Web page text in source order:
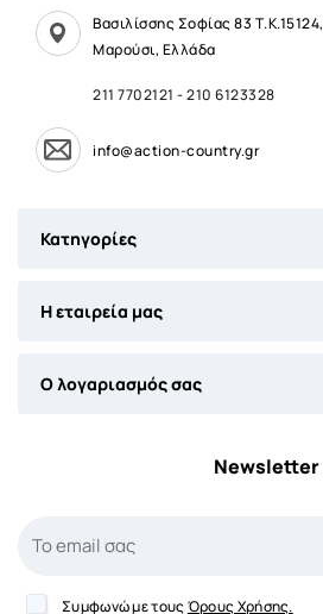
Βασιλίσσης Σοφίας 83 Τ.Κ.15124,
Μαρούσι, Ελλάδα
211 7702121 -210 6123328
info@action-country.gr
Κατηγορίες
Η εταιρεία μας
Ο λογαριασμός σας
Newsletter
Συμφωνώ με τους Όρους Χρήσης.